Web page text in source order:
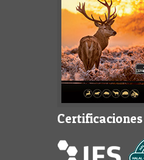
Certificaciones